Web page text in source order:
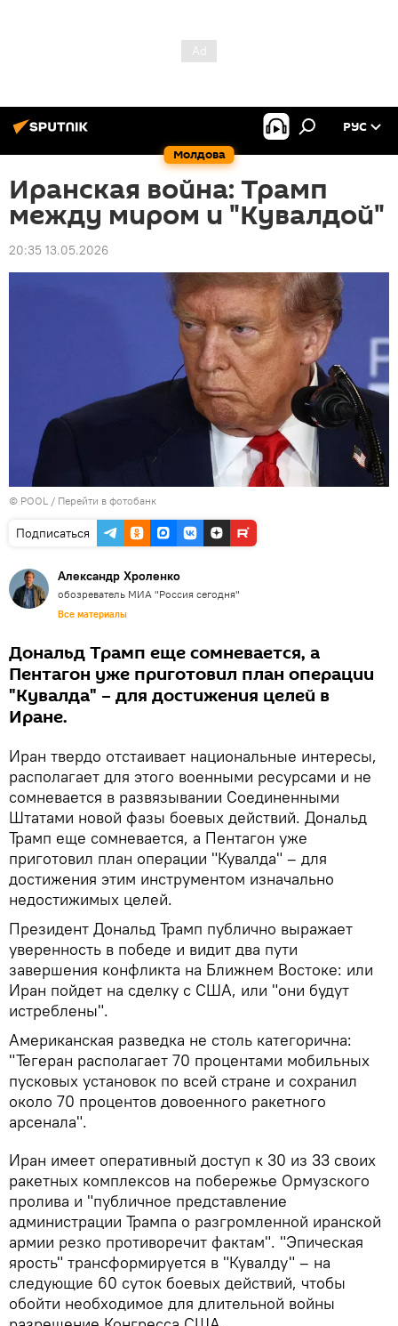
Молдова
РУС
Иранская война: Трамп
между миром и "Кувалдой"
20:35 13.05.2026
© POOL / Перейти в фотобанк
Подписаться
Александр Хроленко
обозреватель МИА "Россия сегодня"
Все материалы
Дональд Трамп еще сомневается, а
Пентагон уже приготовил план операции
"Кувалда" – для достижения целей в
Иране.
Иран твердо отстаивает национальные интересы,
располагает для этого военными ресурсами и не
сомневается в развязывании Соединенными
Штатами новой фазы боевых действий. Дональд
Трамп еще сомневается, а Пентагон уже
приготовил план операции "Кувалда" – для
достижения этим инструментом изначально
недостижимых целей.
Президент Дональд Трамп публично выражает
уверенность в победе и видит два пути
завершения конфликта на Ближнем Востоке: или
Иран пойдет на сделку с США, или "они будут
истреблены".
Американская разведка не столь категорична:
"Тегеран располагает 70 процентами мобильных
пусковых установок по всей стране и сохранил
около 70 процентов довоенного ракетного
арсенала".
Иран имеет оперативный доступ к 30 из 33 своих
ракетных комплексов на побережье Ормузского
пролива и "публичное представление
администрации Трампа о разгромленной иранской
армии резко противоречит фактам". "Эпическая
ярость" трансформируется в "Кувалду" – на
следующие 60 суток боевых действий, чтобы
обойти необходимое для длительной войны